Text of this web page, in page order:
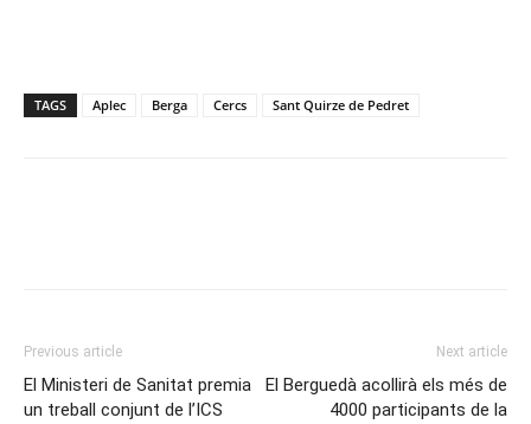
TAGS Aplec Berga Cercs Sant Quirze de Pedret
Previous article
El Ministeri de Sanitat premia
un treball conjunt de l’ICS
Next article
El Berguedà acollirà els més de
4000 participants de la